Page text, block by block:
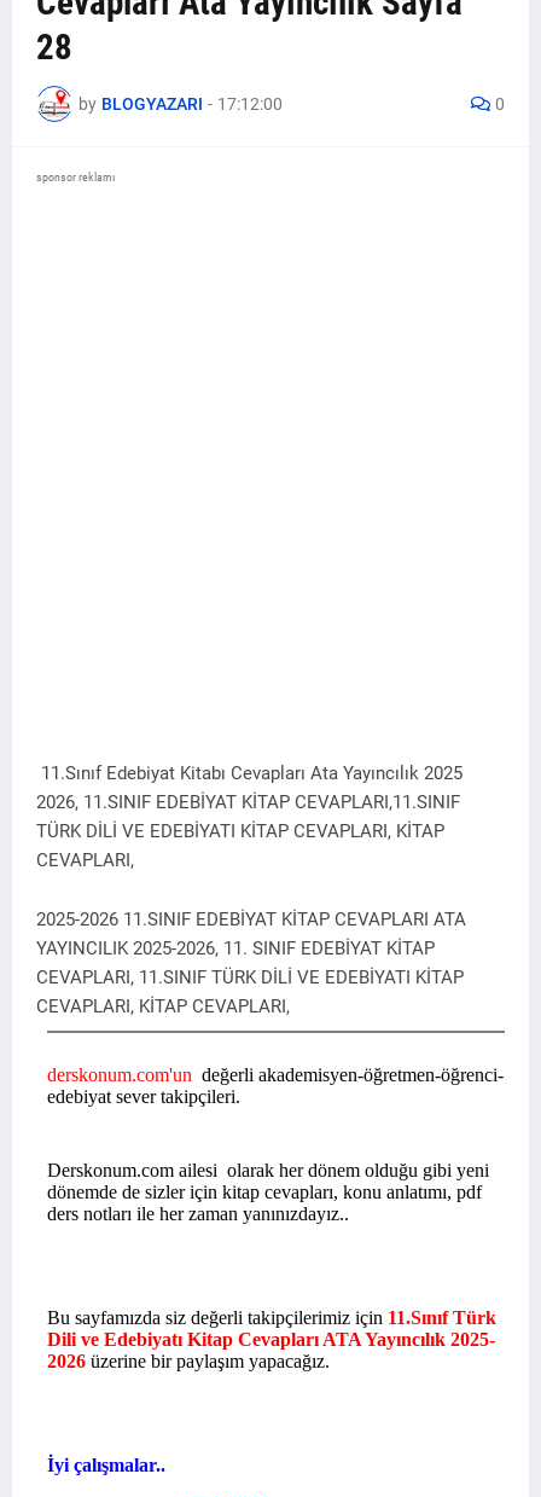
28
by BLOGYAZARI - 17:12:00 0
sponsor reklamı
11.Sınıf Edebiyat Kitabı Cevapları Ata Yayıncılık 2025
2026, 11.SINIF EDEBİYAT KİTAP CEVAPLARI,11.SINIF
TÜRK DİLİ VE EDEBİYATI KİTAP CEVAPLARI, KİTAP
CEVAPLARI,
2025-2026 11.SINIF EDEBİYAT KİTAP CEVAPLARI ATA
YAYINCILIK 2025-2026, 11. SINIF EDEBİYAT KİTAP
CEVAPLARI, 11.SINIF TÜRK DİLİ VE EDEBİYATI KİTAP
CEVAPLARI, KİTAP CEVAPLARI,
derskonum.com'un değerli akademisyen-öğretmen-öğrenci-
edebiyat sever takipçileri.
Derskonum.com ailesi olarak her dönem olduğu gibi yeni
dönemde de sizler için kitap cevapları, konu anlatımı, pdf
ders notları ile her zaman yanınızdayız..
Bu sayfamızda siz değerli takipçilerimiz için 11.Sınıf Türk
Dili ve Edebiyatı Kitap Cevapları ATA Yayıncılık2025-
2026 üzerine bir paylaşım yapacağız.
İyi çalışmalar..